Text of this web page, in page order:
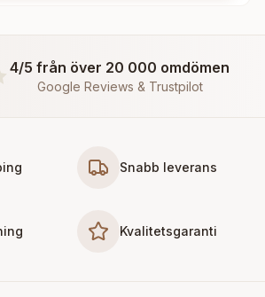
4/5 från över 20 000 omdömen
Google Reviews & Trustpilot
Snabb leverans
Kvalitetsgaranti